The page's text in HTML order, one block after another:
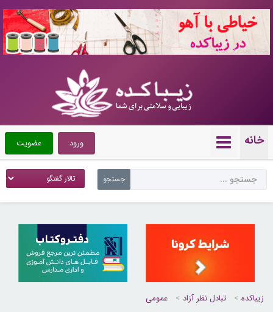
10721223
خانه عضویت ورود
زیباکده تبادل نظر آزاد عمومی